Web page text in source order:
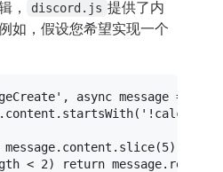
， discord.js 提供了内
如，假设您希望实现一个
, async message => {
content . startsWith( '!calc'
content . slice(5).
< 2) return message. reply